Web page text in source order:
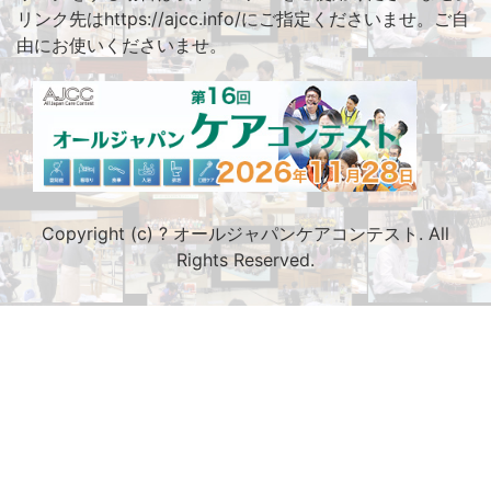
リンク先はhttps://ajcc.info/にご指定くださいませ。ご自
由にお使いくださいませ。
Copyright (c)?オールジャパンケアコンテスト. All
Rights Reserved.